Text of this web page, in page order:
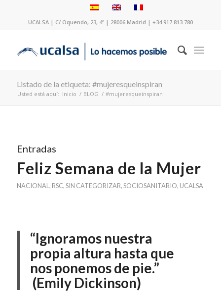
UCALSA | C/ Oquendo, 23, 4º | 28006 Madrid | +34 917 813 780
Listado de la etiqueta: #mujeresqueinspiran
Usted está aquí: Inicio / BLOG / #mujeresqueinspiran
Entradas
Feliz Semana de la Mujer
NACIONAL , RSC,SIN CATEGORIZAR,SOCIOSANITARIO, UCALSA
“Ignoramos nuestra
propia altura hasta que
nos ponemos de pie.”
(Emily Dickinson)